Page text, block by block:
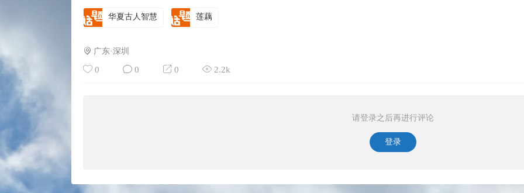
华夏古人智慧 莲藕
广东·深圳
0 0 0 2.2k
请登录之后再进行评论
登录